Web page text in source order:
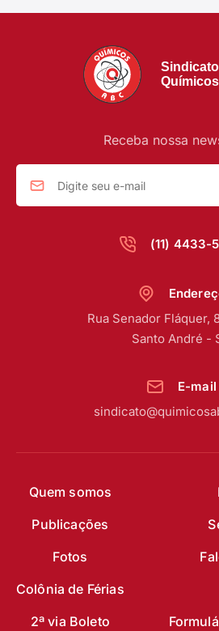
(11) 4433-
Receba nossa
Quem somos
Publicações
Fotos
Colônia de Férias
2ª via Boleto
Rua Senador Fláquer,
Santo André -
E-mail